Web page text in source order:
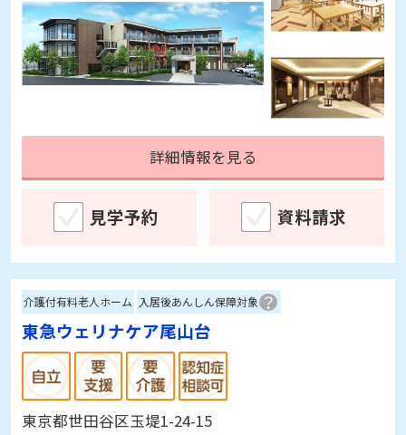
詳細情報を見る
見学予約 資料請求
介護付有料老人ホーム 入居後あんしん保障対象
東急ウェリナケア尾山台
東京都世田谷区玉堤1-24-15